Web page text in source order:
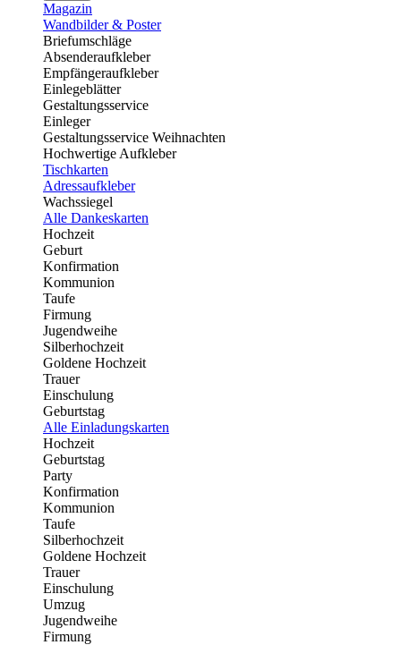
Magazin
Wandbilder & Poster
Briefumschläge
Absenderaufkleber
Empfängeraufkleber
Einlegeblätter
Gestaltungsservice
Einleger
Gestaltungsservice Weihnachten
Hochwertige Aufkleber
Tischkarten
Adressaufkleber
Wachssiegel
Alle Dankeskarten
Hochzeit
Geburt
Konfirmation
Kommunion
Taufe
Firmung
Jugendweihe
Silberhochzeit
Goldene Hochzeit
Trauer
Einschulung
Geburtstag
Alle Einladungskarten
Hochzeit
Geburtstag
Party
Konfirmation
Kommunion
Taufe
Silberhochzeit
Goldene Hochzeit
Trauer
Einschulung
Umzug
Jugendweihe
Firmung